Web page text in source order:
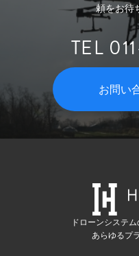
頼をお待
TEL
お問い
ドローンシステ
あらゆるプ